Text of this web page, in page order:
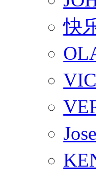
快